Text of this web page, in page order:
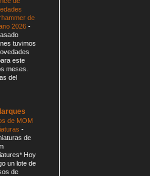
de
2026 -
tuvimos
este
meses.
del
de MOM
-
de
Hoy
un lote de
de